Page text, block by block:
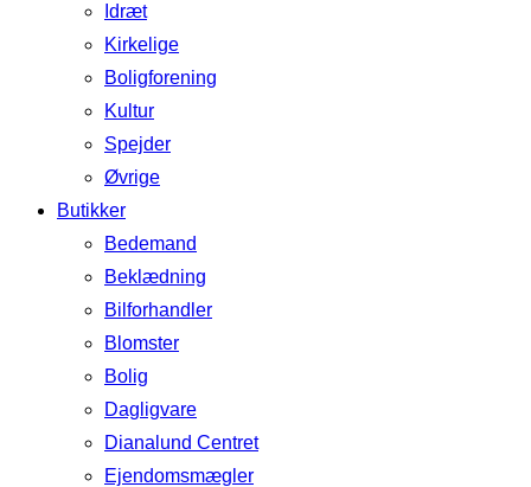
Idræt
Kirkelige
Boligforening
Kultur
Spejder
Øvrige
Butikker
Bedemand
Beklædning
Bilforhandler
Blomster
Bolig
Dagligvare
Dianalund Centret
Ejendomsmægler